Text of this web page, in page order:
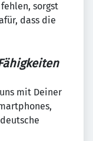
sorgst
dass die
mit Deiner